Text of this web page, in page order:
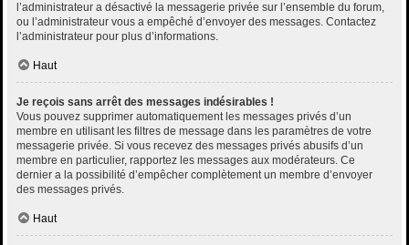
l’administrateur a désactivé la messagerie privée sur l’ensemble du forum,
ou l’administrateur vous a empêché d’envoyer des messages. Contactez
l’administrateur pour plus d’informations.
Haut
Je reçois sans arrêt des messages indésirables !
Vous pouvez supprimer automatiquement les messages privés d’un
membre en utilisant les filtres de message dans les paramètres de votre
messagerie privée. Si vous recevez des messages privés abusifs d’un
membre en particulier, rapportez les messages aux modérateurs. Ce
dernier a la possibilité d’empêcher complètement un membre d’envoyer
des messages privés.
Haut